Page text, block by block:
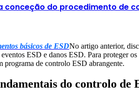
conceção do procedimento de
básicos de ESDNo artigo anterior,
ESD e danos ESD. Para proteger
programa de controlo ESD abrangente.
do controlo de